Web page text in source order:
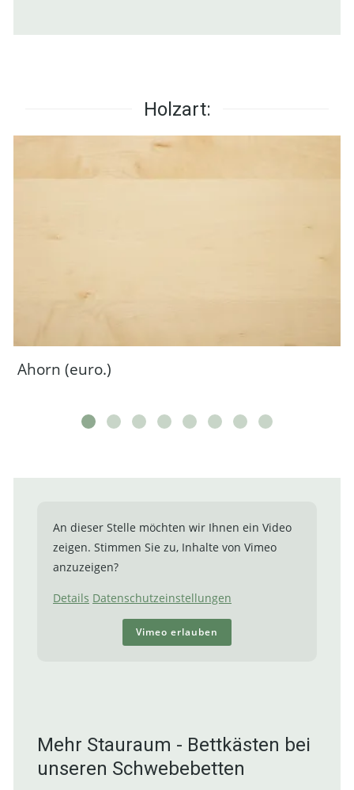
Holzart:
Ahorn (euro.)
An dieser Stelle möchten wir Ihnen ein Video
zeigen. Stimmen Sie zu, Inhalte von Vimeo
anzuzeigen?
Details Datenschutzeinstellungen
Vimeo erlauben
Mehr Stauraum - Bettkästen bei
unseren Schwebebetten